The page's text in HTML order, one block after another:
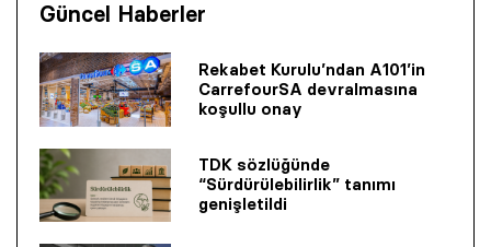
Güncel Haberler
Rekabet Kurulu’ndan A101’in
CarrefourSA devralmasına
koşullu onay
TDK sözlüğünde
“Sürdürülebilirlik” tanımı
genişletildi